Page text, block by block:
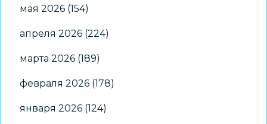
мая 2026 (154)
апреля 2026 (224)
марта 2026 (189)
февраля 2026 (178)
января 2026 (124)